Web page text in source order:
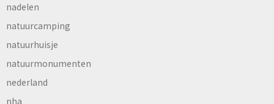
nadelen
natuurcamping
natuurhuisje
natuurmonumenten
nederland
nha